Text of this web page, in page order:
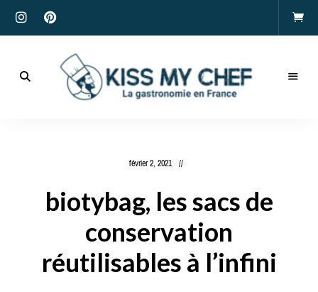
février 2, 2021
biotybag, les sacs de
conservation
réutilisables à l’infini